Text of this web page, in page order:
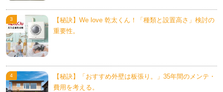
【秘訣】We love 乾太くん！「種類と設置高さ」検討の
重要性。
【秘訣】「おすすめ外壁は板張り。」35年間のメンテ・
費用を考える。